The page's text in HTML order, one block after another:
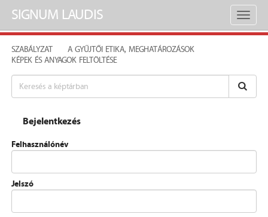
Toggle
SIGNUM LAUDIS
SZABÁLYZAT
A GYŰJTŐI ETIKA, MEGHATÁROZÁSOK
KÉPEK ÉS ANYAGOK FELTÖLTÉSE
Bejelentkezés
Felhasználónév
Jelszó